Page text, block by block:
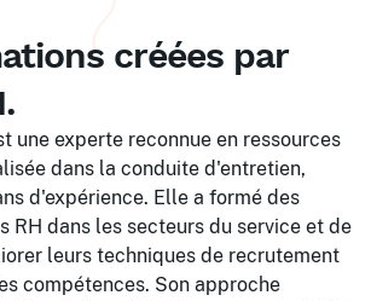
créées par
une experte reconnue en ressources
dans la conduite d'entretien,
d'expérience. Elle a formé des
RH dans les secteurs du service et de
leurs techniques de recrutement
compétences. Son approche